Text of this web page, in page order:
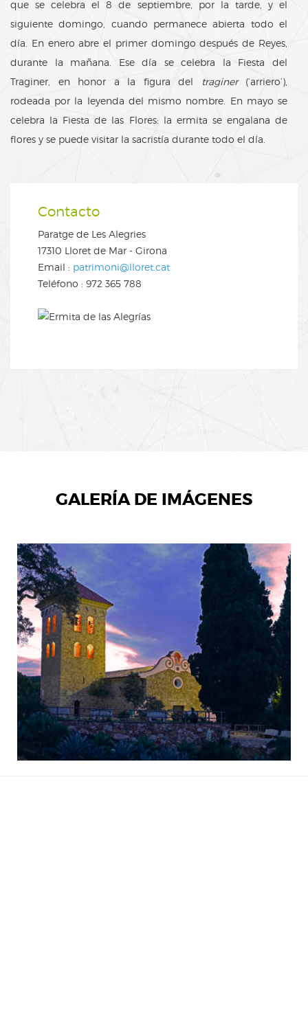
que se celebra el 8 de septiembre, por la tarde, y el
siguiente domingo, cuando permanece abierta todo el
día. En enero abre el primer domingo después de Reyes,
durante la mañana. Ese día se celebra la Fiesta del
Traginer, en honor a la figura del
traginer(‘arriero’),
rodeada por la leyenda del mismo nombre. En mayo se
celebra la Fiesta de las Flores: la ermita se engalana de
flores y se puede visitar la sacristía durante todo el día.
Contacto
Paratge de Les Alegries
17310 Lloret de Mar - Girona
Email : patrimoni@lloret.cat
Teléfono : 972 365 788
GALERÍA DE IMÁGENES